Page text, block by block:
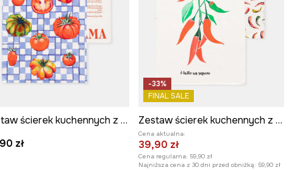
Zestaw ścierek kuchennych z dodatkiem lnu
zł
-33%
FINAL SALE
Zestaw ścierek kuchennych z dodatkiem lnu
Cena aktualna:
39,90 zł
Cena regularna: 59,90 zł
Najniższa cena z 30 dni przed obniżką: 59,90 zł